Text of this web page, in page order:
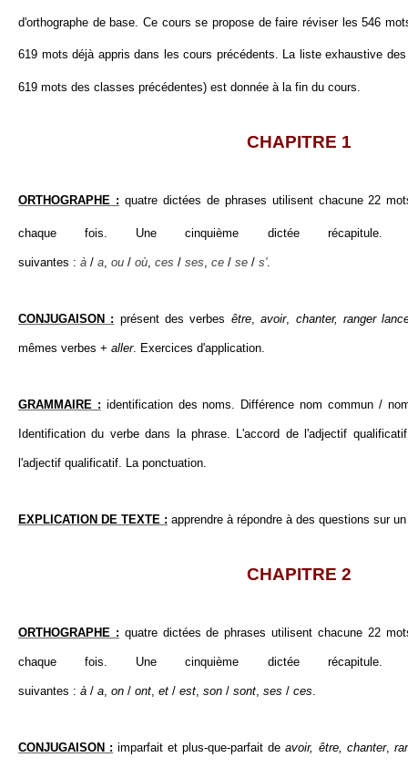
d'orthographe de base. Ce cours se propose de faire réviser les 546
619 mots déjà appris dans les cours précédents. La liste exhaustive
619 mots des classes précédentes) est donnée à la fin du cours.
CHAPITRE 1
ORTHOGRAPHE : quatre dictées de phrases utilisent chacune 22
chaque fois. Une cinquième dictée récapitule.
suivantes : à / a ou / où ces / ses ce / se / s'.
CONJUGAISON : présent des verbes être,avoir, chanter, ranger
mêmes verbes + aller. Exercices d'application.
GRAMMAIRE : identification des noms. Différence nom commun /
Identification du verbe dans la phrase. L'accord de l'adjectif
l'adjectif qualificatif. La ponctuation.
EXPLICATION DE TEXTE : apprendre à répondre à des questions sur
CHAPITRE 2
ORTHOGRAPHE : quatre dictées de phrases utilisent chacune 22
chaque fois. Une cinquième dictée récapitule.
suivantes : à / a on / ont et / est son / sont ses / ces
CONJUGAISON : imparfait et plus-que-parfait deavoir, être, chanter,